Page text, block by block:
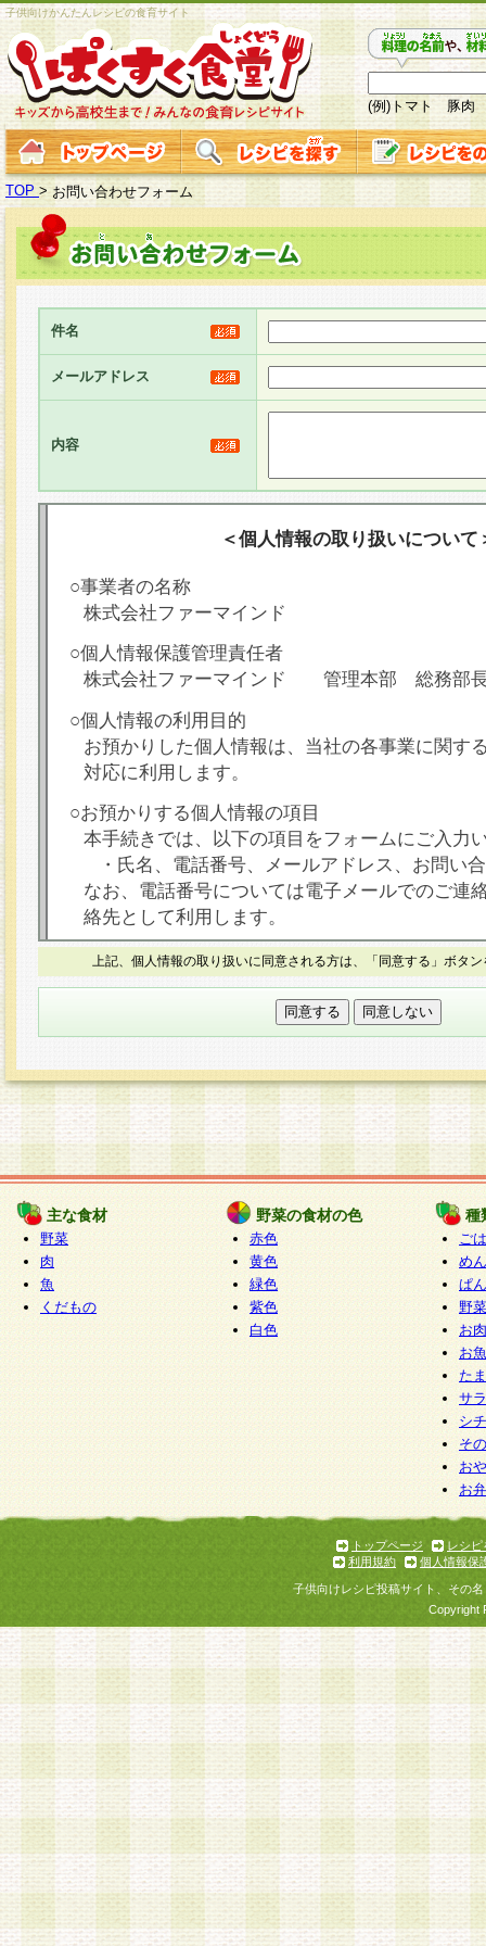
子供向けかんたんレシピの食育サイト
(例)トマト 豚肉
TOP > お問い合わせフォーム
件名
メールアドレス
内容
＜個人情報の取り扱いについて
○事業者の名称
株式会社ファーマインド
○個人情報保護管理責任者
株式会社ファーマインド 管理本部 総務部
○個人情報の利用目的
お預かりした個人情報は、当社の各事業に関す
対応に利用します。
○お預かりする個人情報の項目
本手続きでは、以下の項目をフォームにご入力
・氏名、電話番号、メールアドレス、お問い
なお、電話番号については電子メールでのご連
絡先として利用します。
○本人が容易に認識できない方法による個人情報
本フォームでは、セッション管理のためCookie
○個人情報の第三者提供について
力いただく個人情報は第三者に提供しません。
○個人情報の委託について
個人情報の取り扱いを外部に委託する場合は、
情報管理基準を満たす企業を選定して委託を行
が行われるよう監督します。
○開示対象個人情報の開示等および問い合わせ窓口
本人からの求めにより、当社が本件により取得
報の利用目的の通知・開示・内容の訂正・追加
停止・消去及び第三者への提供の禁止（以下、
といいます。）に応じます。
開示等に応じる窓口は以下になります。
ぱくすく食堂個人情報お客様相談窓口 paku-
m
個人情報を与えることは任意ですが、個人情報
意をいただけない場合には、当社のサービスの
お問い合わせ・ご相談への対応ができない場合
上記、個人情報の取り扱いに同意される方は、「同意する」ボタ
主な食材
野菜
肉
魚
くだもの
野菜の食材の色
赤色
黄色
緑色
紫色
白色
種
ご
めん
ぱん
野
お
お
た
サ
シ
そ
お
お
トップページ
レシピ
利用規約
個人情報保
子供向けレシピ投稿サイト、その
Copyright